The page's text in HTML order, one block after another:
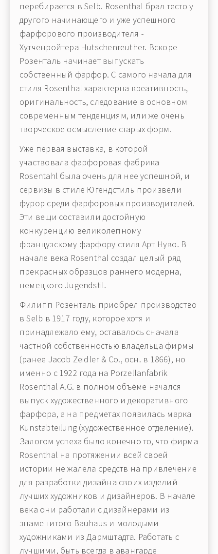
перебирается в Selb. Rosenthal брал тесто у
другого начинающего и уже успешного
фарфорового производителя -
Хутченройтера Hutschenreuther. Вскоре
Розенталь начинает выпускать
собственный фарфор. С самого начала для
стиля Rosenthal характерна креативность,
оригинальность, следование в основном
современным тенденциям, или же очень
творческое осмысление старых форм.
Уже первая выставка, в которой
участвовала фарфоровая фабрика
Rosentahl была очень для нее успешной, и
сервизы в стиле Югендстиль произвели
фурор среди фарфоровых производителей.
Эти вещи составили достойную
конкуренцию великолепному
французскому фарфору стиля Арт Нуво. В
начале века Rosenthal создал целый ряд
прекрасных образцов раннего модерна,
немецкого Jugendstil.
Филипп Розенталь приобрел производство
в Selb в 1917 году, которое хотя и
принадлежало ему, оставалось сначала
частной собственностью владельца фирмы
(ранее Jacob Zeidler & Co., осн. в 1866), но
именно с 1922 года на Porzellanfabrik
Rosenthal A.G. в полном объёме начался
выпуск художественного и декоративного
фарфора, а на предметах появилась марка
Kunstabteilung (художественное отделение).
Залогом успеха было конечно то, что фирма
Rosenthal на протяжении всей своей
истории не жалела средств на привлечение
для разработки дизайна своих изделий
лучших художников и дизайнеров. В начале
века они работали с дизайнерами из
знаменитого Bauhaus и молодыми
художниками из Дармштадта. Работать с
лучшими, быть всегда в авангарде